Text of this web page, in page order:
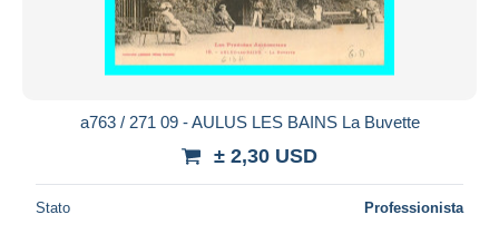
a763 / 271 09 - AULUS LES BAINS La Buvette
± 2,30 USD
Stato Professionista